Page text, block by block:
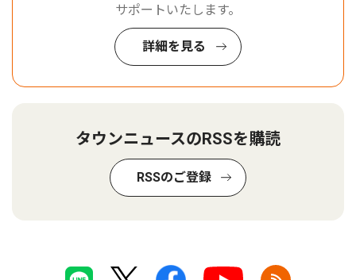
サポートいたします。
詳細を見る
タウンニュースのRSSを購読
RSSのご登録